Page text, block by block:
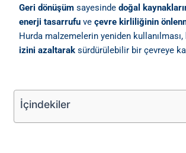
Geri dönüşüm sayesindedoğal
enerji tasarrufu veçevre kirliliğinin
Hurda malzemelerin yeniden kullanılması,
izini azaltarak sürdürülebilir bir çevreye
İçindekiler